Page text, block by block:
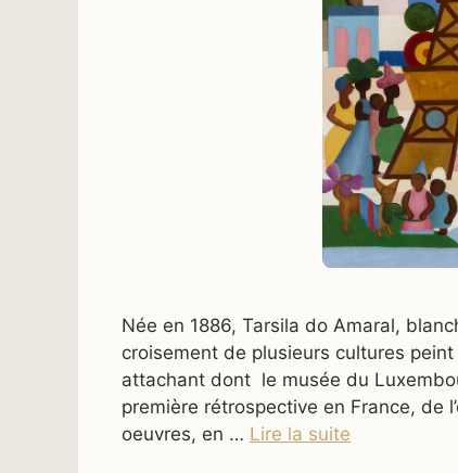
Née en 1886, Tarsila do Amaral,
croisement de plusieurs cultures
attachant dont le musée du
première rétrospective en France, de
oeuvres, en … Lire la suite